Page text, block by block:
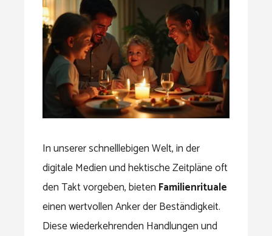
In unserer schnelllebigen Welt, in der
digitale Medien und hektische Zeitpläne oft
den Takt vorgeben, bieten Familienrituale
einen wertvollen Anker der Beständigkeit.
Diese wiederkehrenden Handlungen und